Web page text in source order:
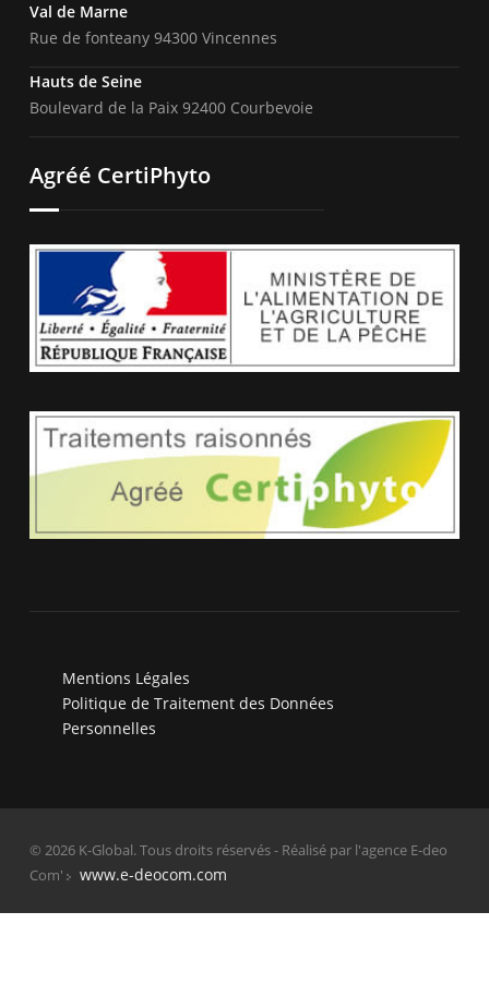
Val de Marne
Rue de fonteany 94300 Vincennes
Hauts de Seine
Boulevard de la Paix 92400 Courbevoie
Agréé CertiPhyto
Mentions Légales
Politique de Traitement des Données
Personnelles
© 2026 K-Global. Tous droits réservés - Réalisé par l'agence E-deo
Com'
www.e-deocom.com